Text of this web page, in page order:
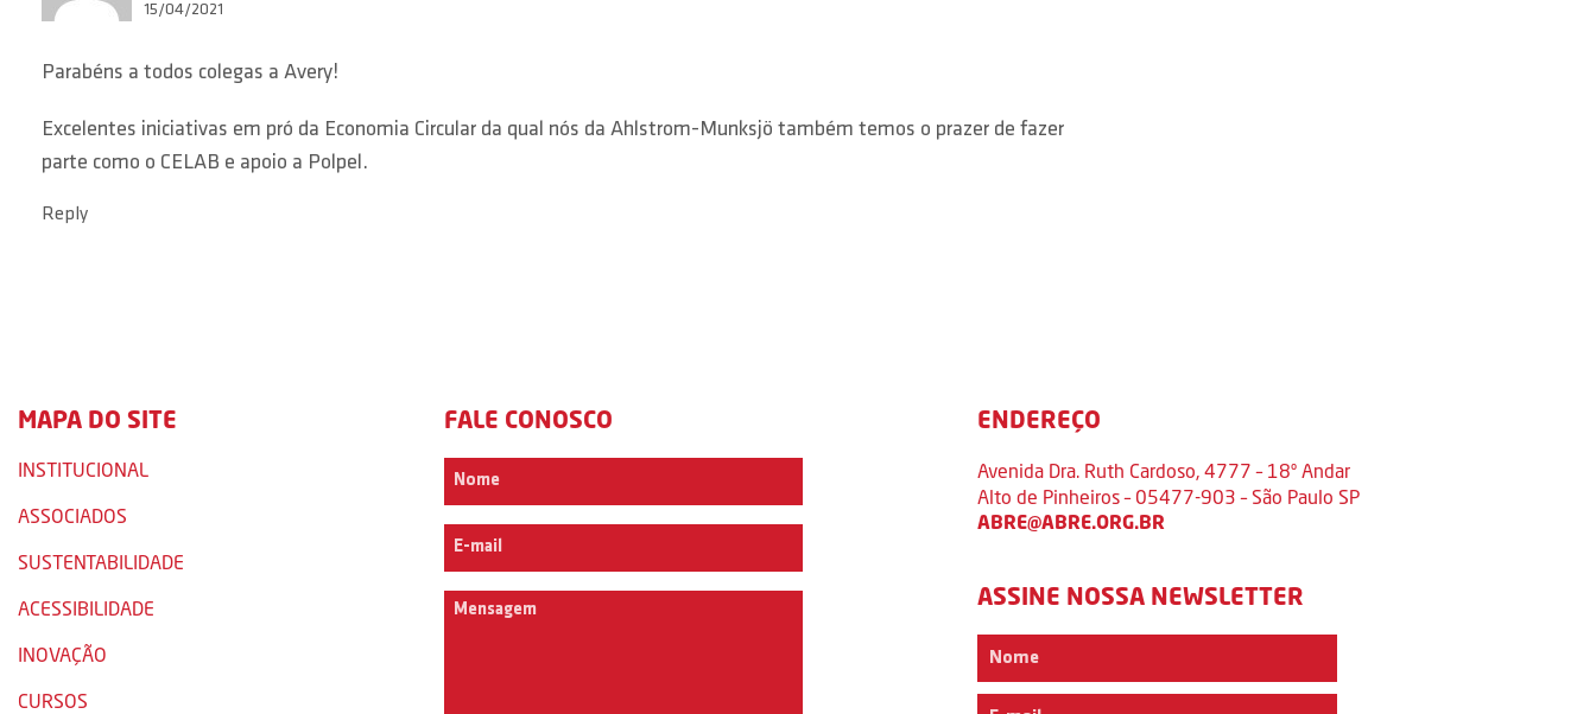
15/04/2021
Parabéns a todos colegas a Avery!
Excelentes iniciativas em pró da Economia Circular da qual nós da Ahlstrom-Munksjö também temos o prazer de fazer
parte como o CELAB e apoio a Polpel.
Reply
MAPA DO SITE
INSTITUCIONAL
ASSOCIADOS
SUSTENTABILIDADE
ACESSIBILIDADE
INOVAÇÃO
CURSOS
FALE CONOSCO ENDEREÇO
Avenida Dra. Ruth Cardoso, 4777 – 18º Andar
Alto de Pinheiros – 05477-903 – São Paulo SP
ABRE@ABRE.ORG.BR
ASSINE NOSSA NEWSLETTER